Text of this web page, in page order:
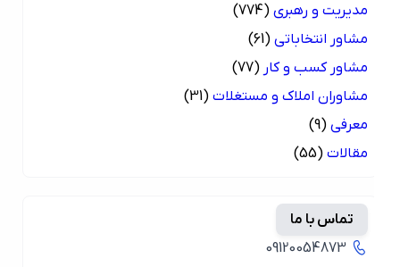
مدیریت و رهبری (774)
مشاور انتخاباتی (61)
مشاور کسب و کار (77)
مشاوران املاک و مستغلات (31)
معرفی (9)
مقالات (55)
تماس با ما
09120054873